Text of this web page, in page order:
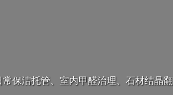
常保洁托管、室内甲醛治理、石材结晶